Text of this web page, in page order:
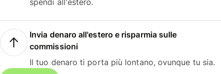
spendi all'estero.
Invia denaro all'estero e risparmia sulle
commissioni
Il tuo denaro ti porta più lontano, ovunque tu sia.